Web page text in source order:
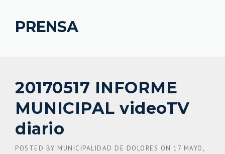
PRENSA
20170517 INFORME
MUNICIPAL videoTV
diario
POSTED BY MUNICIPALIDAD DE DOLORES ON 17 MAYO,